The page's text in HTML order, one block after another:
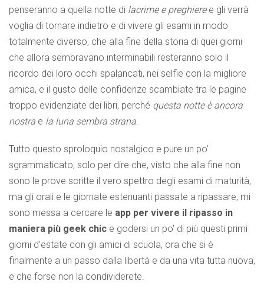
penseranno a quella notte di lacrime e preghieree gli verrà
voglia di tornare indietro e di vivere gli esami in modo
totalmente diverso, che alla fine della storia di quei giorni
che allora sembravano interminabili resteranno solo il
ricordo dei loro occhi spalancati, nei selfie con la migliore
amica, e il gusto delle confidenze scambiate tra le pagine
troppo evidenziate dei libri, perché questa notte è ancora
nostra e la luna sembra strana
Tutto questo sproloquio nostalgico e pure un po’
sgrammaticato, solo per dire che, visto che alla fine non
sono le prove scritte il vero spettro degli esami di maturità,
ma gli orali e le giornate estenuanti passate a ripassare, mi
sono messa a cercare le app per vivere il ripasso in
maniera più geek chic e godersi un po’ di più questi primi
giorni d’estate con gli amici di scuola, ora che si è
finalmente a un passo dalla libertà e da una vita tutta nuova,
e che forse non la condividerete.